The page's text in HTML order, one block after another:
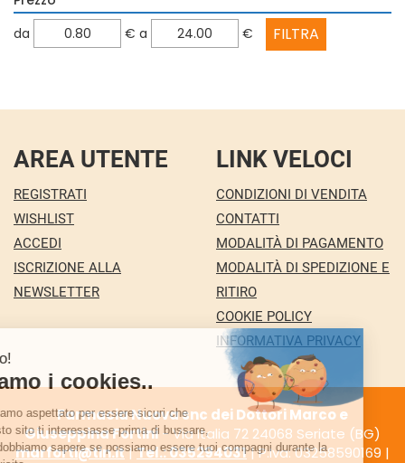
filtra
da € filtra
a €
AREA UTENTE
REGISTRATI
WISHLIST
ACCEDI
ISCRIZIONE ALLA
NEWSLETTER
LINK VELOCI
CONDIZIONI DI VENDITA
CONTATTI
MODALITÀ DI PAGAMENTO
MODALITÀ DI SPEDIZIONE E
RITIRO
COOKIE POLICY
INFORMATIVA PRIVACY
Farmacia Nuova snc dei Dottori Marco e
Giuseppina Fortini- Via Italia 72 24068 Seriate (BG)
marforti@tin.it|Tel.: 035294031| P.Iva: 03258590169 |